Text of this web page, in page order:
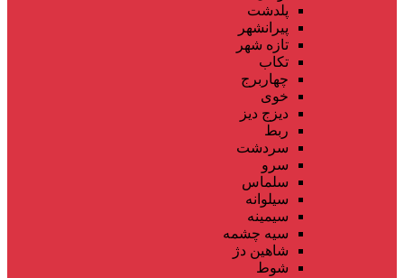
پلدشت
پیرانشهر
تازه شهر
تکاب
چهاربرج
خوی
دیزج دیز
ربط
سردشت
سرو
سلماس
سیلوانه
سیمینه
سیه چشمه
شاهین دژ
شوط